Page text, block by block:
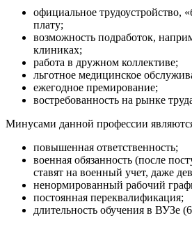
официальное трудоустройство,
плату;
возможность подработок,
клиниках;
работа в дружном коллективе;
льготное медицинское
ежегодное премирование;
востребованность на рынке
Минусами данной профессии
повышенная ответственность;
военная обязанность (после
ставят на военный учет, даже
ненормированный рабочий
постоянная переквалификация;
длительность обучения в ВУЗе